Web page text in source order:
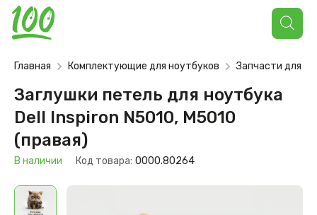
Поиск
товаров
Главная Комплектующие для ноутбуков Запчасти для
Заглушки петель для ноутбука
Dell Inspiron N5010, M5010
(правая)
В наличии Код товара: 0000.80264